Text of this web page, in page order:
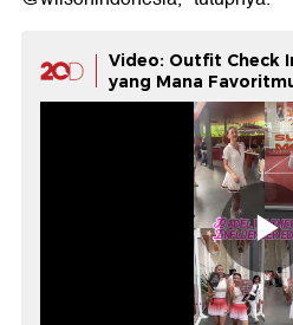
Video: Outfit Check
yang Mana